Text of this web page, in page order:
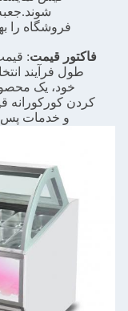
فروشگاه را
فاکتور قیمت:
طول فرآیند
خود، یک
کردن کورکورانه
و خدمات پس